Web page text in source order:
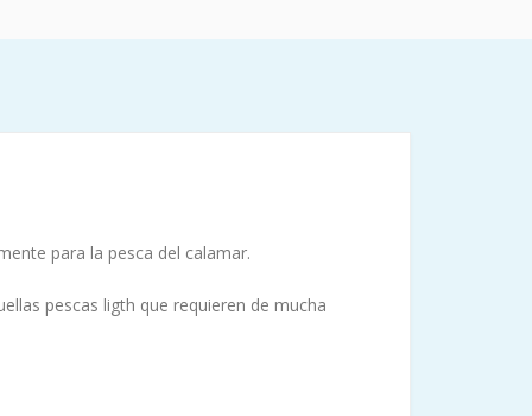
para la pesca del calamar.
pescas ligth que requieren de mucha